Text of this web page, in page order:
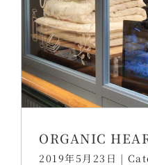
ORGANIC
2019年5月23日 |